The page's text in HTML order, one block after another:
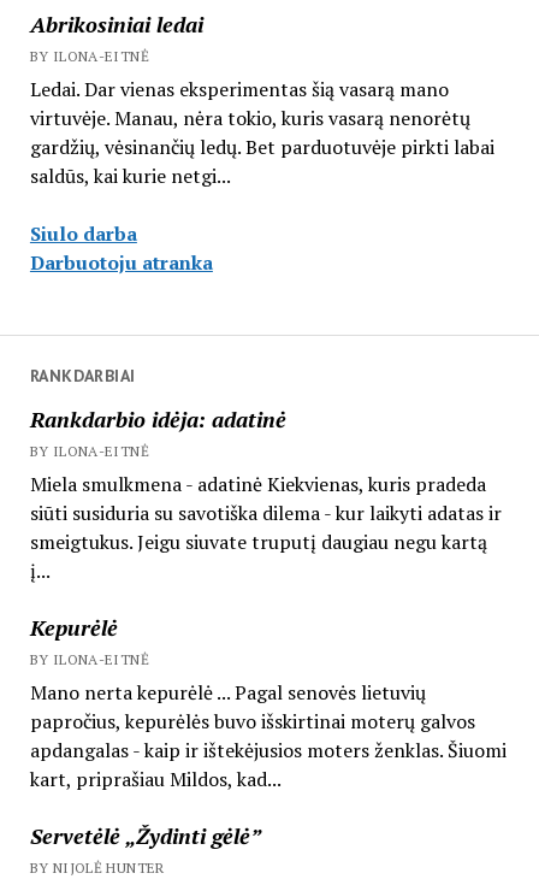
Abrikosiniai ledai
BY ILONA-EITNĖ
Ledai. Dar vienas eksperimentas šią vasarą mano
virtuvėje. Manau, nėra tokio, kuris vasarą nenorėtų
gardžių, vėsinančių ledų. Bet parduotuvėje pirkti labai
saldūs, kai kurie netgi...
Siulo darba
Darbuotoju atranka
RANKDARBIAI
Rankdarbio idėja: adatinė
BY ILONA-EITNĖ
Miela smulkmena - adatinė Kiekvienas, kuris pradeda
siūti susiduria su savotiška dilema - kur laikyti adatas ir
smeigtukus. Jeigu siuvate truputį daugiau negu kartą
į...
Kepurėlė
BY ILONA-EITNĖ
Mano nerta kepurėlė ... Pagal senovės lietuvių
papročius, kepurėlės buvo išskirtinai moterų galvos
apdangalas - kaip ir ištekėjusios moters ženklas. Šiuomi
kart, priprašiau Mildos, kad...
Servetėlė „Žydinti gėlė”
BY NIJOLĖ HUNTER